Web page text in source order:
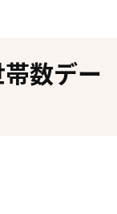
数デー